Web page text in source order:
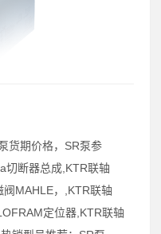
货期价格，SR泵参
切断器总成,KTR联轴
MAHLE，,KTR联轴
定位器,KTR联轴